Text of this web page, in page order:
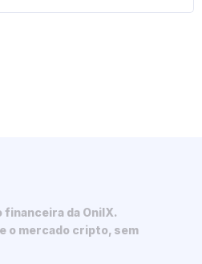
financeira da OnilX.
o mercado cripto, sem